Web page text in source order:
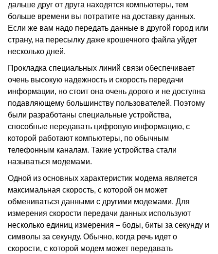
дальше друг от друга находятся компьютеры, тем
больше времени вы потратите на доставку данных.
Если же вам надо передать данные в другой город или
страну, на пересылку даже крошечного файла уйдет
несколько дней.
Прокладка специальных линий связи обеспечивает
очень высокую надежность и скорость передачи
информации, но стоит она очень дорого и не доступна
подавляющему большинству пользователей. Поэтому
были разработаны специальные устройства,
способные передавать цифровую информацию, с
которой работают компьютеры, по обычным
телефонным каналам. Такие устройства стали
называться модемами.
Одной из основных характеристик модема является
максимальная скорость, с которой он может
обмениваться данными с другими модемами. Для
измерения скорости передачи данных используют
несколько единиц измерения – боды, биты за секунду и
символы за секунду. Обычно, когда речь идет о
скорости, с которой модем может передавать